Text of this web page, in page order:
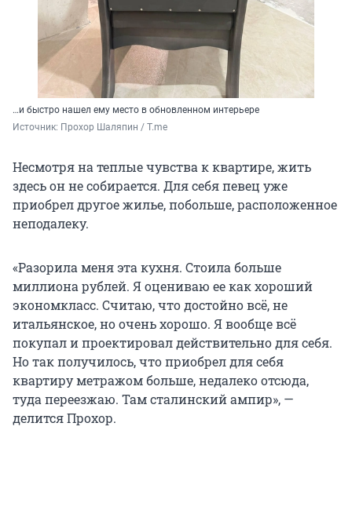
…и быстро нашел ему место в обновленном интерьере
Источник: Прохор Шаляпин / T.me
Несмотря на теплые чувства к квартире, жить
здесь он не собирается. Для себя певец уже
приобрел другое жилье, побольше, расположенное
неподалеку.
«Разорила меня эта кухня. Стоила больше
миллиона рублей. Я оцениваю ее как хороший
экономкласс. Считаю, что достойно всё, не
итальянское, но очень хорошо. Я вообще всё
покупал и проектировал действительно для себя.
Но так получилось, что приобрел для себя
квартиру метражом больше, недалеко отсюда,
туда переезжаю. Там сталинский ампир», —
делится Прохор.